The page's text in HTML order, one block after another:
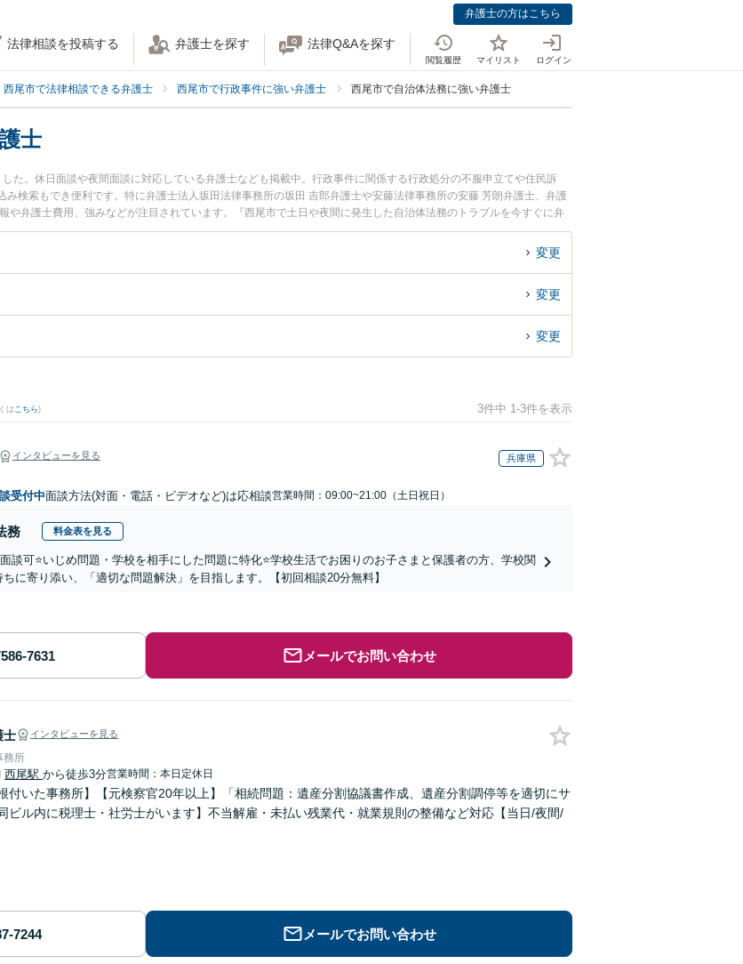
弁護士の方はこちら
法律相談を投稿する 弁護士を探す 法律Q&Aを探す
閲覧履歴 マイリスト ログイン
西尾市で法律相談できる弁護士 西尾市で行政事件に強い弁護士 西尾市で自治体法務に強い弁護士
士
た。休日面談や夜間面談に対応している弁護士なども掲載中。行政事件に関係する行政処分の不服申立てや住民訴
検索もでき便利です。特に弁護士法人坂田法律事務所の坂田 吉郎弁護士や安藤法律事務所の安藤 芳朗弁護士、弁護
や弁護士費用、強みなどが注目されています。『西尾市で土日や夜間に発生した自治体法務のトラブルを今すぐに弁
近くの弁護士を検索したい』『初回相談無料で自治体法務を法律相談できる西尾市内の弁護士に相談予約したい』な
変更
変更
変更
はこちら) 3件中 1-3件を表示
インタビューを見る 兵庫県
受付中面談方法(対面・電話・ビデオなど)は応相談営業時間：09:00~21:00（土日祝日）
務 料金表を見る
面談可⭐️いじめ問題・学校を相手にした問題に特化⭐️学校生活でお困りのお子さまと保護者の方、学校関
に寄り添い、「適切な問題解決」を目指します。【初回相談20分無料】
メールでお問い合わせ
士 インタビューを見る
務所
西尾駅 から徒歩3分営業時間：本日定休日
付いた事務所】【元検察官20年以上】「相続問題：遺産分割協議書作成、遺産分割調停等を適切にサ
ビル内に税理士・社労士がいます】不当解雇・未払い残業代・就業規則の整備など対応【当日/夜間/
メールでお問い合わせ